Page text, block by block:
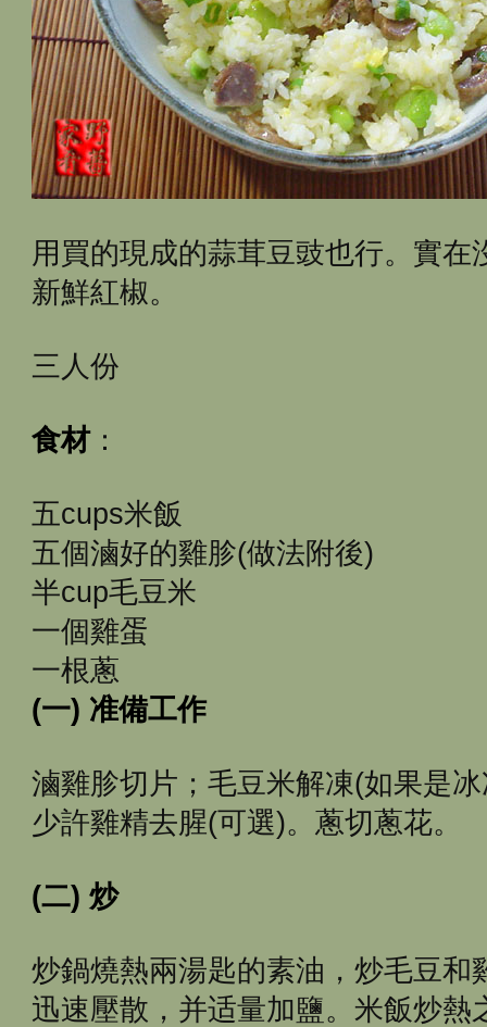
用買的現成的蒜茸豆豉也行。實在
新鮮紅椒。
三人份
食材：
五cups米飯
五個滷好的雞胗(做法附後)
半cup毛豆米
一個雞蛋
一根蔥
(一) 准備工作
滷雞胗切片；毛豆米解凍(如果是
少許雞精去腥(可選)。蔥切蔥花。
(二) 炒
炒鍋燒熱兩湯匙的素油，炒毛豆和
迅速壓散，并适量加鹽。米飯炒熱